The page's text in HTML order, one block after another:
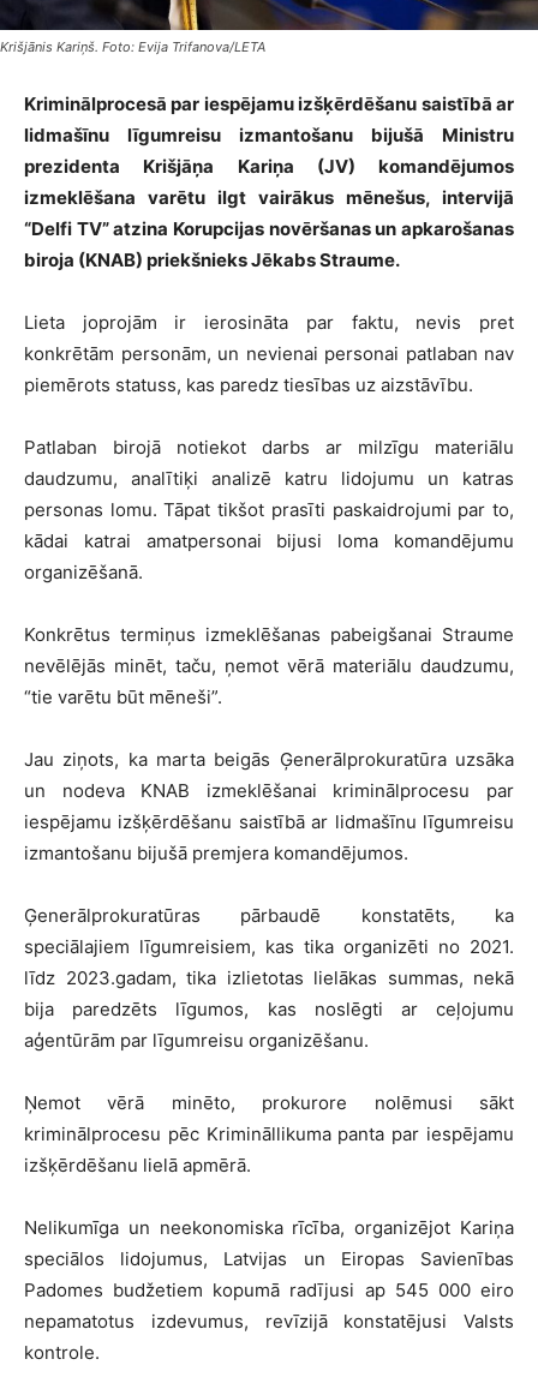
Krišjānis Kariņš. Foto: Evija Trifanova/LETA
Kriminālprocesā par iespējamu izšķērdēšanu saistībā ar
lidmašīnu līgumreisu izmantošanu bijušā Ministru
prezidenta Krišjāņa Kariņa (JV) komandējumos
izmeklēšana varētu ilgt vairākus mēnešus, intervijā
“Delfi TV” atzina Korupcijas novēršanas un apkarošanas
biroja (KNAB) priekšnieks Jēkabs Straume.
Lieta joprojām ir ierosināta par faktu, nevis pret
konkrētām personām, un nevienai personai patlaban nav
piemērots statuss, kas paredz tiesības uz aizstāvību.
Patlaban birojā notiekot darbs ar milzīgu materiālu
daudzumu, analītiķi analizē katru lidojumu un katras
personas lomu. Tāpat tikšot prasīti paskaidrojumi par to,
kādai katrai amatpersonai bijusi loma komandējumu
organizēšanā.
Konkrētus termiņus izmeklēšanas pabeigšanai Straume
nevēlējās minēt, taču, ņemot vērā materiālu daudzumu,
“tie varētu būt mēneši”.
Jau ziņots, ka marta beigās Ģenerālprokuratūra uzsāka
un nodeva KNAB izmeklēšanai kriminālprocesu par
iespējamu izšķērdēšanu saistībā ar lidmašīnu līgumreisu
izmantošanu bijušā premjera komandējumos.
Ģenerālprokuratūras pārbaudē konstatēts, ka
speciālajiem līgumreisiem, kas tika organizēti no 2021.
līdz 2023.gadam, tika izlietotas lielākas summas, nekā
bija paredzēts līgumos, kas noslēgti ar ceļojumu
aģentūrām par līgumreisu organizēšanu.
Ņemot vērā minēto, prokurore nolēmusi sākt
kriminālprocesu pēc Krimināllikuma panta par iespējamu
izšķērdēšanu lielā apmērā.
Nelikumīga un neekonomiska rīcība, organizējot Kariņa
speciālos lidojumus, Latvijas un Eiropas Savienības
Padomes budžetiem kopumā radījusi ap 545 000 eiro
nepamatotus izdevumus, revīzijā konstatējusi Valsts
kontrole.